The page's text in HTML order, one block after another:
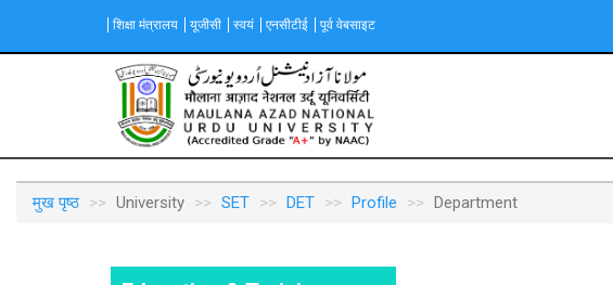
main
शिक्षा मंत्रालय यूजीसी स्वयं एनसीटीई पूर्व वेबसाइट
Main
navigation
मुख पृष्ठ University SET DET Profile Department